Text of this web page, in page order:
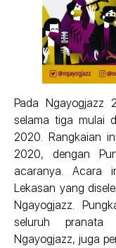
Pada Ngayogjazz
selama tiga mulai
2020. Rangkaian
2020, dengan
acaranya. Acara
Lekasan yang
Ngayogjazz.
seluruh
Ngayogjazz, juga